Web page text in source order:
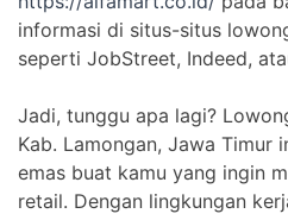
informasi di situs-situs
seperti JobStreet, Indeed,
Jadi, tunggu apa lagi?
Kab. Lamongan, Jawa Timur
emas buat kamu yang ingin
retail. Dengan lingkungan